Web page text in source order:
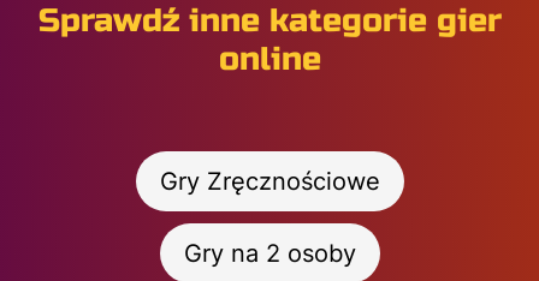
Sprawdź inne kategorie gier
online
Gry Zręcznościowe
Gry na 2 osoby